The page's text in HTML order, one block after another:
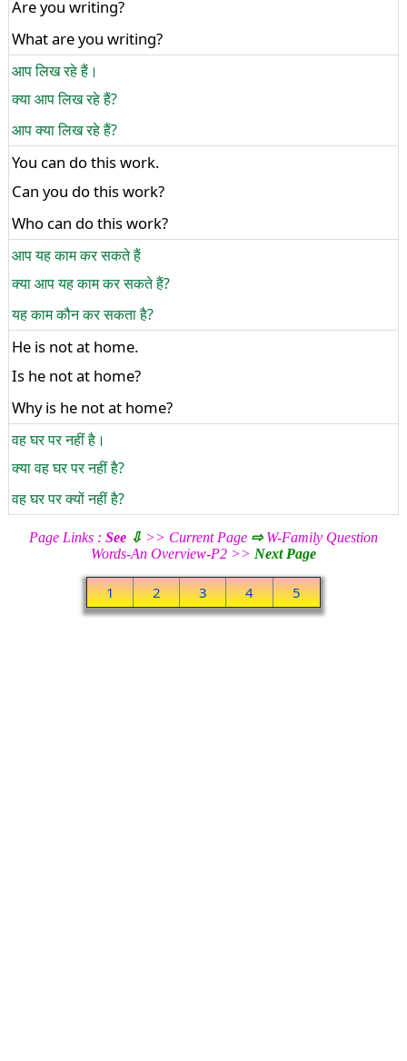
Are you writing?
What are you writing?
आप लिख रहे हैं।
क्या आप लिख रहे हैं?
आप क्या लिख ​​रहे हैं?
You can do this work.
Can you do this work?
Who can do this work?
आप यह काम कर सकते हैं
क्या आप यह काम कर सकते हैं?
यह काम कौन कर सकता है?
He is not at home.
Is he not at home?
Why is he not at home?
वह घर पर नहीं है।
क्या वह घर पर नहीं है?
वह घर पर क्यों नहीं है?
Page Links : See ⇩ >> Current Page ⇨W-Family Question
Words-An Overview-P2 >> Next Page
1 2 3 4 5